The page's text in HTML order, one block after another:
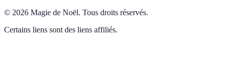
© 2026 Magie de Noël. Tous droits réservés.
Certains liens sont des liens affiliés.